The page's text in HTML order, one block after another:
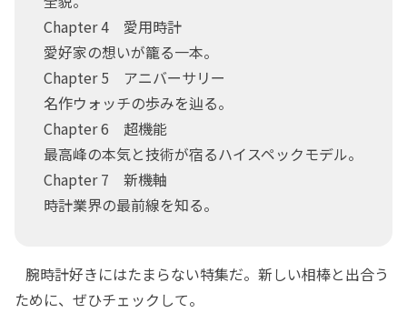
Chapter 4 愛用時計
愛好家の想いが籠る一本。
Chapter 5 アニバーサリー
名作ウォッチの歩みを辿る。
Chapter 6 超機能
最高峰の本気と技術が宿るハイスペックモデル。
Chapter 7 新機軸
時計業界の最前線を知る。
腕時計好きにはたまらない特集だ。新しい相棒と出合う
ために、ぜひチェックして。